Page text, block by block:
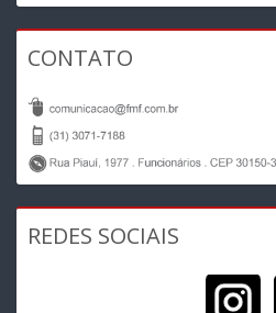
CONTATO
REDES SOCIAIS